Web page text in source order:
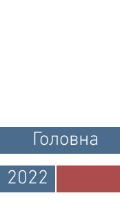
Головна
2022